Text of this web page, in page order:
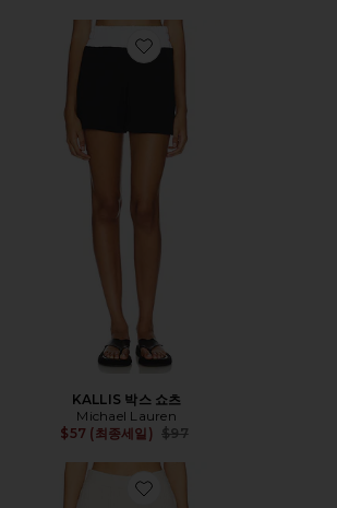
Favorite KALLIS 박스 쇼츠
KALLIS 박스 쇼츠
Michael Lauren
$57 (최종세일) Previous price:
$97
Favorite COZYCHIC LIGHT